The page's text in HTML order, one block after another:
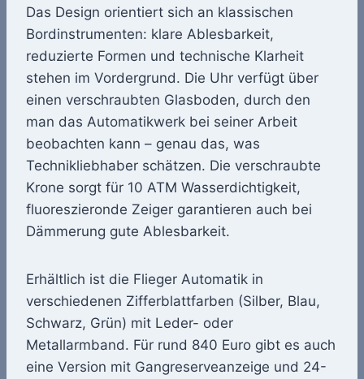
Das Design orientiert sich an klassischen
Bordinstrumenten: klare Ablesbarkeit,
reduzierte Formen und technische Klarheit
stehen im Vordergrund. Die Uhr verfügt über
einen verschraubten Glasboden, durch den
man das Automatikwerk bei seiner Arbeit
beobachten kann – genau das, was
Technikliebhaber schätzen. Die verschraubte
Krone sorgt für 10 ATM Wasserdichtigkeit,
fluoreszieronde Zeiger garantieren auch bei
Dämmerung gute Ablesbarkeit.
Erhältlich ist die Flieger Automatik in
verschiedenen Zifferblattfarben (Silber, Blau,
Schwarz, Grün) mit Leder- oder
Metallarmband. Für rund 840 Euro gibt es auch
eine Version mit Gangreserveanzeige und 24-